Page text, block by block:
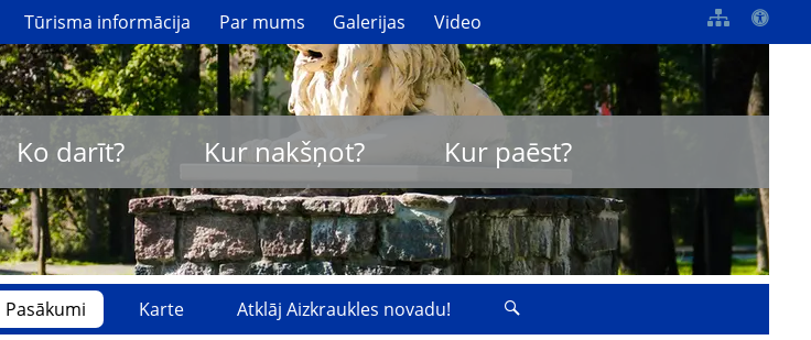
Tūrisma informācija Par mums Galerijas Video
Ko darīt? Kur nakšņot? Kur paēst?
Pasākumi Karte Atklāj Aizkraukles novadu!